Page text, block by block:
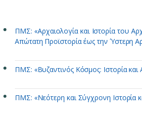
ΠΜΣ: «Αρχαιολογία και Ιστορία του
Απώτατη Προϊστορία έως την Ύστερη
ΠΜΣ: «Βυζαντινός Κόσμος: Ιστορία και
ΠΜΣ: «Νεότερη και Σύγχρονη Ιστορία